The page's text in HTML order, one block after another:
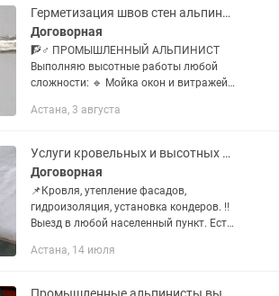
демонтаж....
Герметизация швов стен альпинисты высотники
Договорная
🧗♂️ ПРОМЫШЛЕННЫЙ АЛЬПИНИСТ
Выполняю высотные работы любой
сложности: 🔹 Мойка окон и витражей
Герметизация швов и стыков 🔹
и демонтаж...
Астана, 3 августа
Услуги кровельных и высотных работ Проверка ТЕПЛОВИЗОРОМ!!!
Договорная
📌Кровля, утепление фасадов,
гидроизоляция, установка кондеров. ‼️
Выезд в любой населенный пункт. Есть
Астана, 14 июля